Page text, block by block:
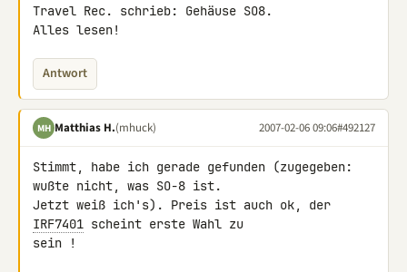
Travel Rec. schrieb: Gehäuse SO8.
Alles lesen!
Antwort
MH Matthias H.(mhuck) 2007-02-06 09:06#492127
Stimmt, habe ich gerade gefunden (zugegeben:
wußte nicht, was SO-8 ist.
IRF7401 scheint erste Wahl zu
sein !